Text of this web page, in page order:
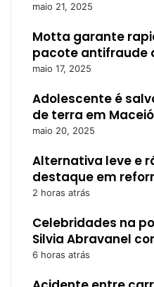
maio 21, 2025
Motta garante
pacote antifraude
maio 17, 2025
Adolescente é
de terra em Maceió
maio 20, 2025
Alternativa leve e
destaque em
2 horas atrás
Celebridades na
Silvia Abravanel
6 horas atrás